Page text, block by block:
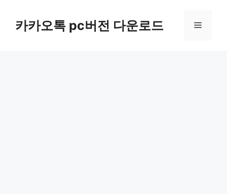
카카오톡 pc버전 다운로드 메